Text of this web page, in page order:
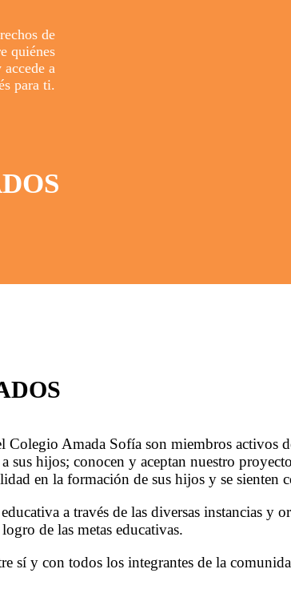
de
quiénes
a
para ti.
Colegio Amada Sofía son miembros
sus hijos; conocen y aceptan nuestro
en la formación de sus hijos y se sienten
a través de las diversas instancias
de las metas educativas.
sí y con todos los integrantes de la